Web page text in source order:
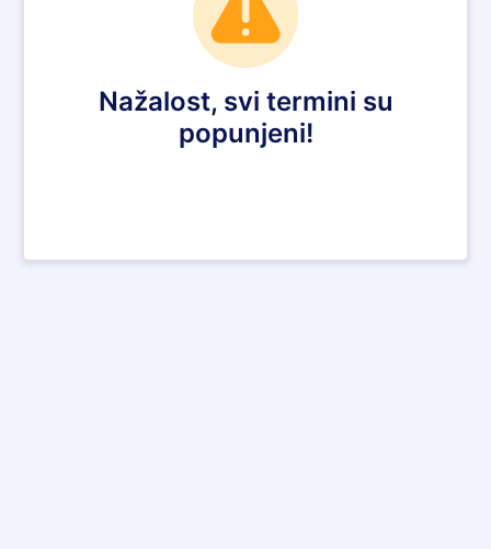
Nažalost, svi termini su
popunjeni!